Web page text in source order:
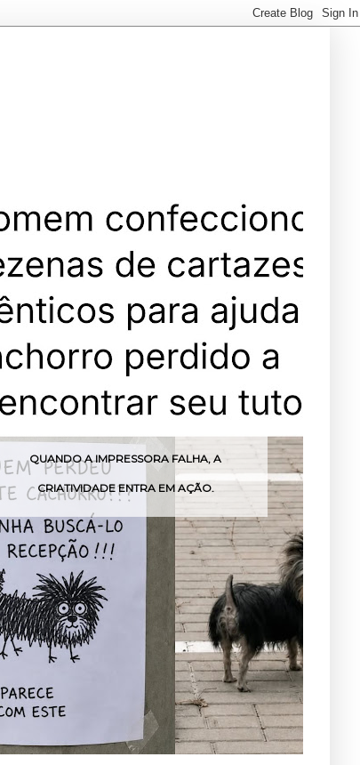
QUANDO A IMPRESSORA FALHA, A
CRIATIVIDADE ENTRA EM AÇÃO.